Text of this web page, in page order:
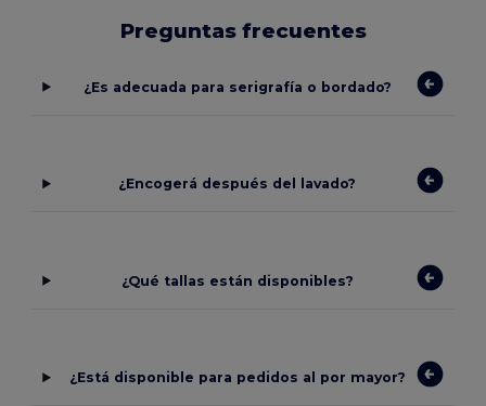
Preguntas frecuentes
¿Es adecuada para serigrafía o bordado?
¿Encogerá después del lavado?
¿Qué tallas están disponibles?
¿Está disponible para pedidos al por mayor?